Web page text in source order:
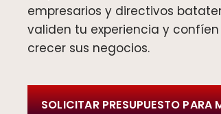
empresarios y directivos
validen tu experiencia y
crecer sus negocios.
SOLICITAR PRESUPUESTO PARA